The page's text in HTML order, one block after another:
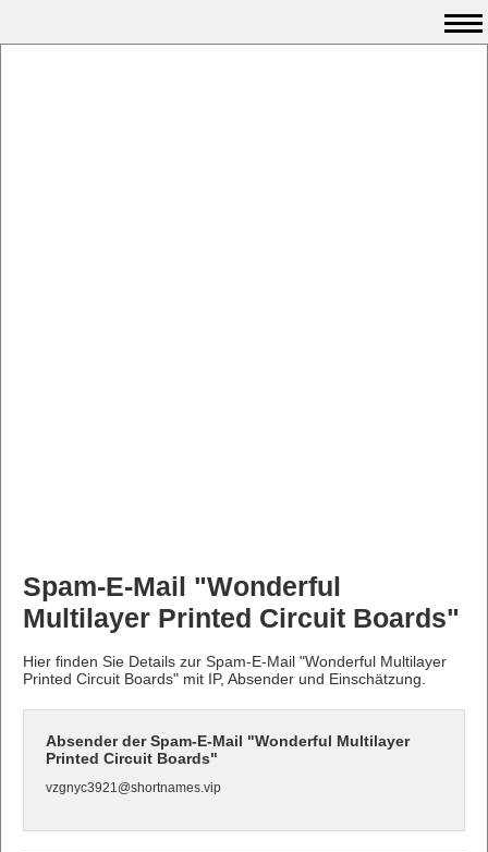
Spam-E-Mail "Wonderful
Multilayer Printed Circuit Boards"
Hier finden Sie Details zur Spam-E-Mail "Wonderful Multilayer
Printed Circuit Boards" mit IP, Absender und Einschätzung.
Absender der Spam-E-Mail "Wonderful Multilayer
Printed Circuit Boards"
vzgnyc3921@shortnames.vip